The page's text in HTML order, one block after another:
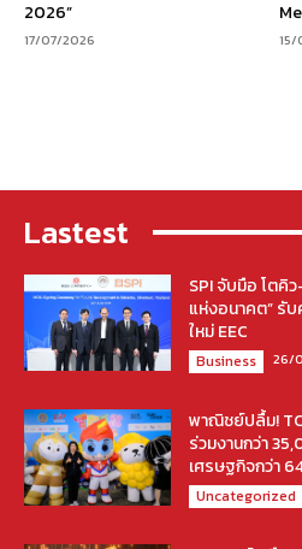
2026”
17/07/2026
Lastest
SPI จับมือ โตคิ
แห่งอนาคต” รั
ใหม่ EEC
Business 26/
พาณิชย์ปลื้ม!
ร่วมงานกว่า
เศรษฐกิจกว่า
Uncategorized